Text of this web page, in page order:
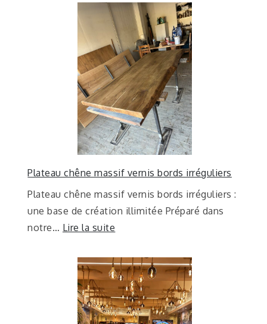
Plateau chêne massif vernis bords irréguliers
Plateau chêne massif vernis bords irréguliers :
une base de création illimitée Préparé dans
notre… Lire la suite